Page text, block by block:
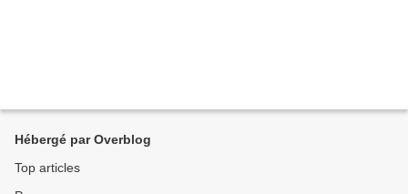
Hébergé par Overblog
Top articles